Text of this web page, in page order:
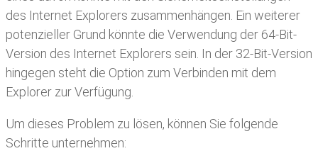
des Internet Explorers zusammenhängen. Ein weiterer
potenzieller Grund könnte die Verwendung der 64-Bit-
Version des Internet Explorers sein. In der 32-Bit-Version
hingegen steht die Option zum Verbinden mit dem
Explorer zur Verfügung.
Um dieses Problem zu lösen, können Sie folgende
Schritte unternehmen: